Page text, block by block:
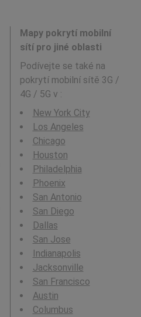
Mapy pokrytí mobilní
sítí pro jiné oblasti
Podívejte se také na
pokrytí mobilní sítě 3G /
4G / 5G v :
New York City
Los Angeles
Chicago
Houston
Philadelphia
Phoenix
San Antonio
San Diego
Dallas
San Jose
Indianapolis
Jacksonville
San Francisco
Austin
Columbus